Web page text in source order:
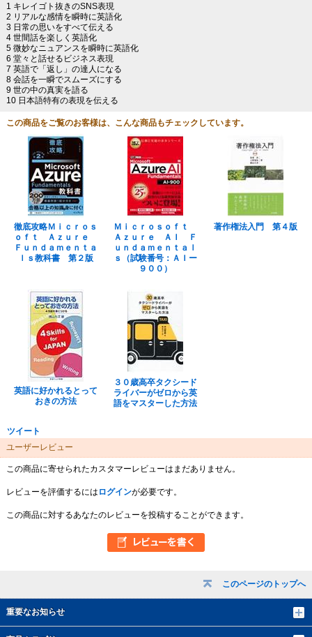
このページのトップへ
重要なお知らせ
1 キレイゴト抜きのSNS表現
2 リアルな感情を瞬時に英語化
3 日常の思いをすべて伝える
4 世間話を楽しく英語化
5 微妙なニュアンスを瞬時に英語化
6 堂々と話せるビジネス表現
7 英語で「返し」の達人になる
8 会話を一瞬でスムーズにする
9 世の中の真実を語る
10 日本語特有の表現を伝える
この商品をご覧のお客様は、こんな商品もチェックしています。
徹底攻略Ｍｉｃｒｏｓ
ｏｆｔ Ａｚｕｒｅ
Ｆｕｎｄａｍｅｎｔａ
ｌｓ教科書 第２版
Ｍｉｃｒｏｓｏｆｔ
Ａｚｕｒｅ ＡＩ Ｆ
ｕｎｄａｍｅｎｔａｌ
ｓ（試験番号：ＡＩー
９００）
著作権法入門 第４版
英語に好かれるとって
おきの方法
３０歳高卒タクシード
ライバーがゼロから英
語をマスターした方法
ツイート
ユーザーレビュー
この商品に寄せられたカスタマーレビューはまだありません。
レビューを評価するには ログインが必要です。
この商品に対するあなたのレビューを投稿することができます。